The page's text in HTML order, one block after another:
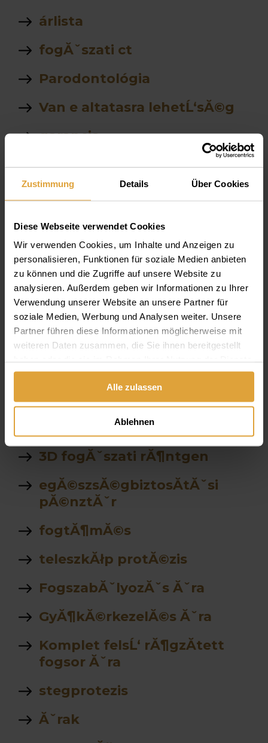
Zustimmung Details Über Cookies
Diese Webseite verwendet Cookies
Wir verwenden Cookies, um Inhalte und Anzeigen zu
personalisieren, Funktionen für soziale Medien anbieten
zu können und die Zugriffe auf unsere Website zu
analysieren. Außerdem geben wir Informationen zu Ihrer
Verwendung unserer Website an unsere Partner für
soziale Medien, Werbung und Analysen weiter. Unsere
Partner führen diese Informationen möglicherweise mit
weiteren Daten zusammen, die Sie ihnen bereitgestellt
haben oder die sie im Rahmen Ihrer Nutzung der Dienste
gesammelt haben.
Alle zulassen
Ablehnen
árlista
fogĂˇszati ct
Parodontológia
Van e altatasra lehetĹ‘sĂ©g
garancia
fogkĹ‘ eltĂˇvolitĂˇs Ăˇra
fekete tea
allon
mĹ±fogsorrĂ¶gzĂ­tĹ‘
hasznĂˇlata
szĂˇjĂĽregben Ă©gĹ‘
Ă©rzĂ©s
NyitvatartĂˇs
E auto tĂ¶ltĂ¶
fogselyem
3D fogĂˇszati rĂ¶ntgen
egĂ©szsĂ©gbiztosĂ­tĂˇsi
pĂ©nztĂˇr
fogtĂ¶mĂ©s
teleszkĂłp protĂ©zis
FogszabĂˇlyozĂˇs Ăˇra
GyĂ¶kĂ©rkezelĂ©s Ăˇra
Komplet felsĹ‘ rĂ¶gzĂ­tett
fogsor Ăˇra
stegprotezis
Ăˇrak